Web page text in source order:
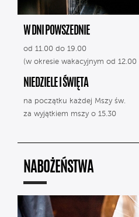
W DNI POWSZEDNIE
od 11.00 do 19.00
(w okresie wakacyjnym od 12.00
NIEDZIELE I ŚWIĘTA
na początku każdej Mszy św.
za wyjątkiem mszy o 15.30
NABOŻEŃSTWA